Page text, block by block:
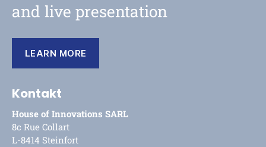
and live presentation
LEARN MORE
Kontakt
House of Innovations SARL
8c Rue Collart
L-8414 Steinfort